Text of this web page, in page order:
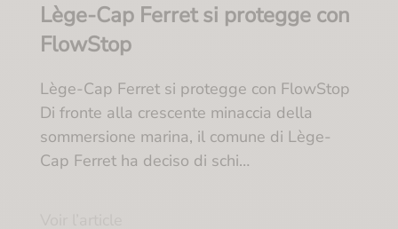
Lège-Cap Ferret si protegge con
FlowStop
Lège-Cap Ferret si protegge con FlowStop
Di fronte alla crescente minaccia della
sommersione marina, il comune di Lège-
Cap Ferret ha deciso di schi…